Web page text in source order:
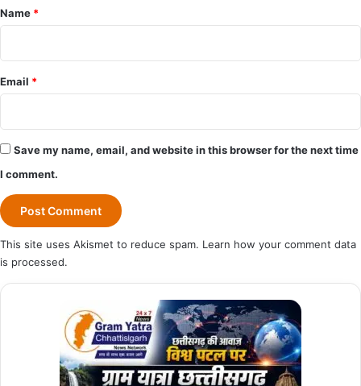
*
Name *
Email *
Save my name, email, and website in this browser for the next time
I comment.
This site uses Akismet to reduce spam. Learn how your comment data
is processed.